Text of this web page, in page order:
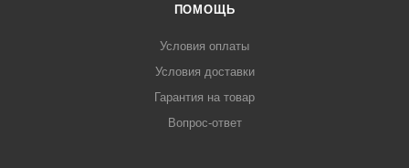
ПОМОЩЬ
Условия оплаты
Условия доставки
Гарантия на товар
Вопрос-ответ